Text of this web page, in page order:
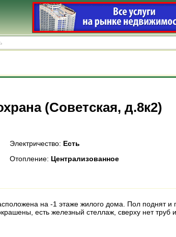
(Советская, д.8к2)
Электричество: Есть
Отопление: Централизованное
на -1 этаже жилого дома. Пол поднят и
есть железный стеллаж, сверху нет труб